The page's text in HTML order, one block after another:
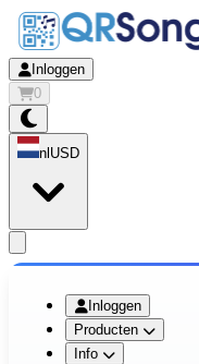
Inloggen
0
nl USD
Inloggen
Producten
Info